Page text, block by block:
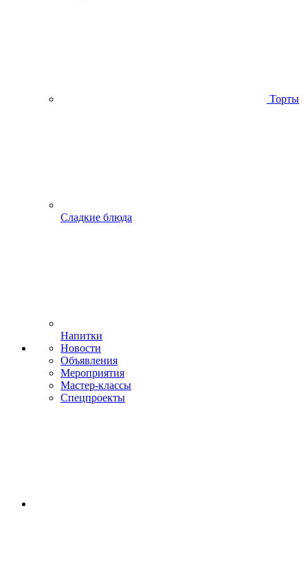
Торты
Сладкие блюда
Напитки
Новости
Объявления
Мероприятия
Мастер-классы
Спецпроекты